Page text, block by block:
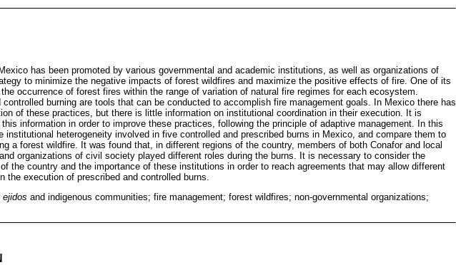
has been promoted by various governmental and academic institutions, as well as organizations of
to minimize the negative impacts of forest wildfires and maximize the positive effects of fire. One of its
occurrence of forest fires within the range of variation of natural fire regimes for each ecosystem.
controlled burning are tools that can be conducted to accomplish fire management goals. In Mexico there has
of these practices, but there is little information on institutional coordination in their execution. It is
information in order to improve these practices, following the principle of adaptive management. In this
institutional heterogeneity involved in five controlled and prescribed burns in Mexico, and compare them to
a forest wildfire. It was found that, in different regions of the country, members of both Conafor and local
organizations of civil society played different roles during the burns. It is necessary to consider the
the country and the importance of these institutions in order to reach agreements that may allow different
the execution of prescribed and controlled burns.
ejidos and indigenous communities; fire management; forest wildfires; non-governmental organizations;